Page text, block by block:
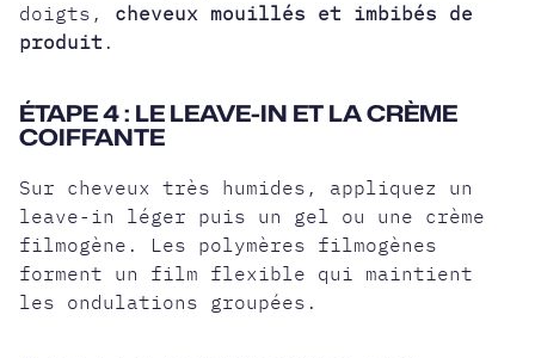
doigts, cheveux mouillés et imbibés de
produit .
ÉTAPE 4 : LE LEAVE-IN ET LA CRÈME
COIFFANTE
Sur cheveux très humides, appliquez un
leave-in léger puis un gel ou une crème
filmogène. Les polymères filmogènes
forment un film flexible qui maintient
les ondulations groupées.